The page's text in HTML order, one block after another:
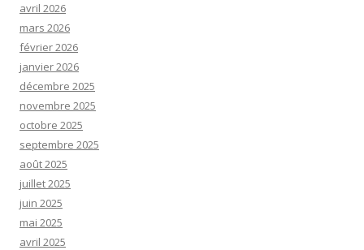
avril 2026
mars 2026
février 2026
janvier 2026
décembre 2025
novembre 2025
octobre 2025
septembre 2025
août 2025
juillet 2025
juin 2025
mai 2025
avril 2025